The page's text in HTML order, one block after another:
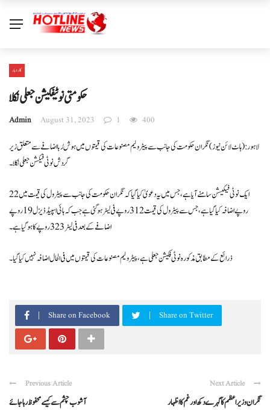
کاروبار
حکومتی نوٹیفکیشن جعلی نکلا
Admin August 31, 2023 1 400
لاہور: ( ہاٹ لائن نیوز) نگران حکومت کی جانب سے پیٹرولیم مصنوعات کی قیمتوں میں ہوش رُبا اضافے سے متعلق زیر
گردش نوٹی فیکشن جعلی نکلا ۔
ایک نوٹی فیکیشن سامنے آیا ہے ، جس میں یہ دعویٰ کیا گیا کہ نگران حکومت کی جانب سے پیٹرول کی قیمت میں 22
روپے اضافہ کیا گیا ہے ، جس سے پیٹرول کی قیمت 312 روپےفی لیٹر ہوگئی ہے جب کہ ہائی اسپیڈ ڈیزل 19 روپے
اضافے کے بعد فی لیٹر 323 روپے کا ہو گیا ہے ۔
ذرائع کے مطابق مذکورہ نوٹی فکیشن جعلی ہے ، پیٹرولیم مصنوعات کی قیمتوں میں فی الحال اضافہ نہیں کیا گیا ۔
Share on Facebook Share on Twitter
Previous Article
آشوب چشم سے کیسے محفوظ رہا جائے
Next Article
نگران وزیراعظم کا گہرے دکھ اور غم کا اظہار